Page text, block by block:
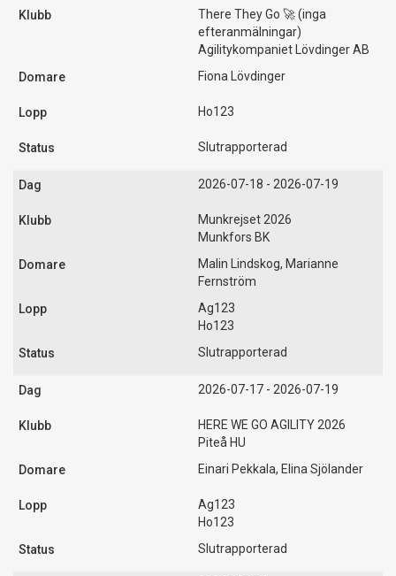
There They Go 🚀 (inga
efteranmälningar)
Agilitykompaniet Lövdinger AB
Fiona Lövdinger
Ho123
Slutrapporterad
2026-07-18 - 2026-07-19
Munkrejset 2026
Munkfors BK
Malin Lindskog, Marianne
Fernström
Ag123
Ho123
Slutrapporterad
2026-07-17 - 2026-07-19
HERE WE GO AGILITY 2026
Piteå HU
Einari Pekkala, Elina Sjölander
Ag123
Ho123
Slutrapporterad